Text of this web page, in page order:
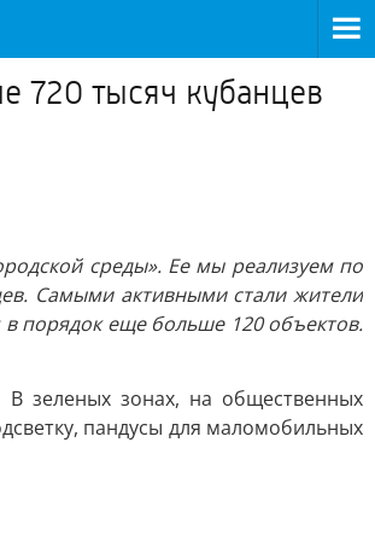
720 тысяч кубанцев
среды». Ее мы реализуем по
Самыми активными стали жители
в порядок еще больше 120 объектов.
зеленых зонах, на общественных
пандусы для маломобильных